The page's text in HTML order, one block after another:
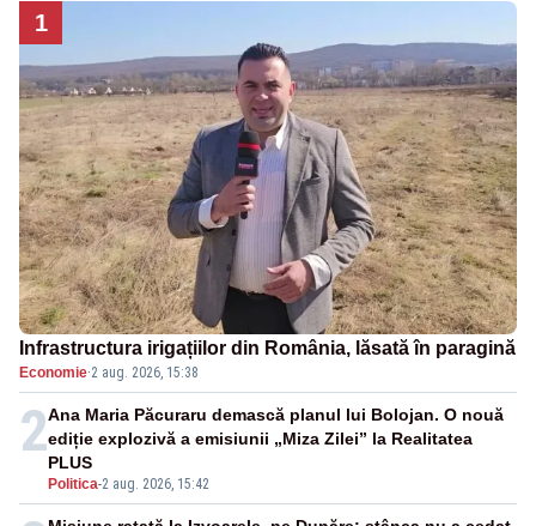
1
Infrastructura irigațiilor din România, lăsată în paragină
Economie·2 aug. 2026, 15:38
2
Politica-2 aug. 2026, 15:42
Ana Maria Păcuraru demască planul lui Bolojan. O nouă
ediție explozivă a emisiunii „Miza Zilei” la Realitatea
PLUS